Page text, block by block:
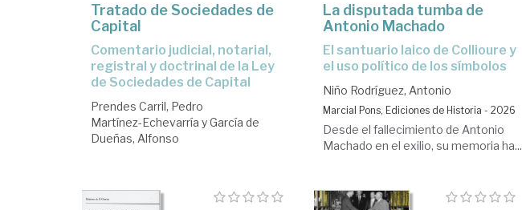
Tratado de Sociedades de
Capital
comentario judicial, notarial,
registral y doctrinal de la Ley
de Sociedades de Capital
Prendes Carril, Pedro
Martínez-Echevarría y García de
Dueñas, Alfonso
La disputada tumba de
Antonio Machado
El santuario laico de Collioure y
el uso político de los símbolos
Niño Rodríguez, Antonio
Marcial Pons, Ediciones de Historia - 2026
Desde el fallecimiento de Antonio
Machado en el exilio, su memoria ha...